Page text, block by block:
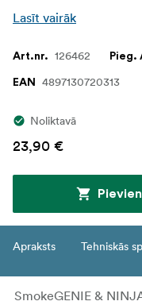
Lasīt vairāk
Art.nr. 126462 Pieg.
EAN 4897130720313
Noliktavā
23,90 €
Apraksts Tehniskās
SmokeGENIE &